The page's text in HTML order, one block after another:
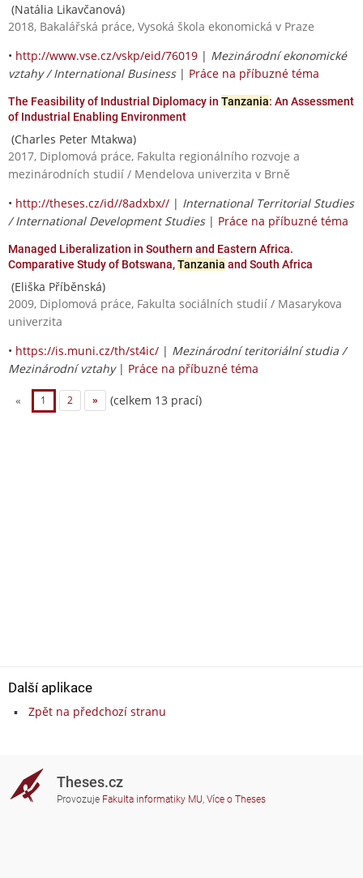
(Natália Likavčanová)
2018, Bakalářská práce, Vysoká škola ekonomická v Praze
• http://www.vse.cz/vskp/eid/76019 | Mezinárodní ekonomické
vztahy / International Business| Práce na příbuzné téma
The Feasibility of Industrial Diplomacy in Tanzania: An Assessment
of Industrial Enabling Environment
(Charles Peter Mtakwa)
2017, Diplomová práce, Fakulta regionálního rozvoje a
mezinárodních studií / Mendelova univerzita v Brně
• http://theses.cz/id//8adxbx// | International Territorial Studies
/ International Development Studies| Práce na příbuzné téma
Managed Liberalization in Southern and Eastern Africa.
Comparative Study of Botswana,Tanzania and South Africa
(Eliška Příběnská)
2009, Diplomová práce, Fakulta sociálních studií / Masarykova
univerzita
• https://is.muni.cz/th/st4ic/ | Mezinárodní teritoriální studia /
Mezinárodní vztahy| Práce na příbuzné téma
« 1 2 » (celkem 13 prací)
Další aplikace
Zpět na předchozí stranu
Theses.cz
Provozuje Fakulta informatiky MU, Více o Theses